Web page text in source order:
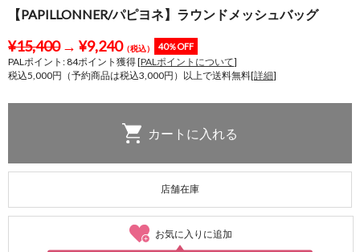
【PAPILLONNER/パピヨネ】ラウンドメッシュバッグ
¥15,400→ ¥9,240（税込） 40％OFF
PALポイント: 84ポイント獲得 [PALポイントについて]
税込5,000円（予約商品は税込3,000円）以上で送料無料[詳細]
店舗在庫
お気に入りに追加